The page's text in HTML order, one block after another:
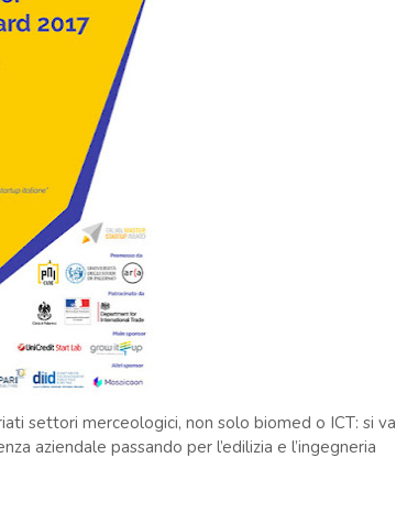
settori merceologici, non solo biomed o ICT: si va
aziendale passando per l’edilizia e l’ingegneria